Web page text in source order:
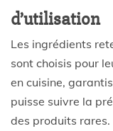
d’utilisation
Les ingrédients
sont choisis pour
en cuisine,
puisse suivre la
des produits